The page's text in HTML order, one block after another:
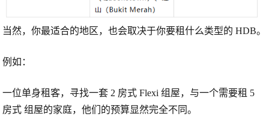
当然，你最适合的地区，也会取决于你要租什么类型的 HDB。
例如：
一位单身租客，寻找一套 2 房式 Flexi 组屋，与一个需要租 5
房式 组屋的家庭，他们的预算显然完全不同。